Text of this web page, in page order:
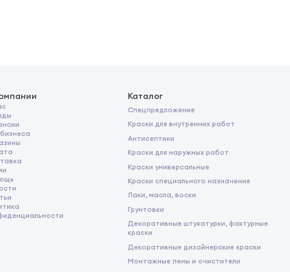
Каталог
Спецпредложение
Краски для внутренних работ
Антисептики
Краски для наружных работ
Краски универсальные
Краски специального назначения
Лаки, масла, воски
Грунтовки
Декоративные штукатурки, фактурные
краски
Декоративные дизайнерские краски
Монтажные пены и очистители